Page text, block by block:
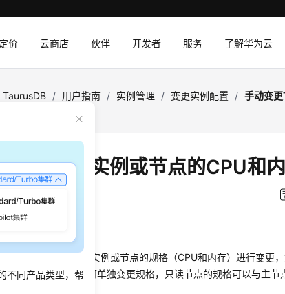
定价 云商店 伙伴 开发者 服务 了解华为云
不同产品类型，帮
TaurusDB / 用户指南 / 实例管理 / 变更实例配置 / 手动变
TaurusDB 实例或节点的CPU和
要对包年/包月和按需实例或节点的规格（CPU和内存）进行变更
主节点和只读节点可单独变更规格，只读节点的规格可以与主节